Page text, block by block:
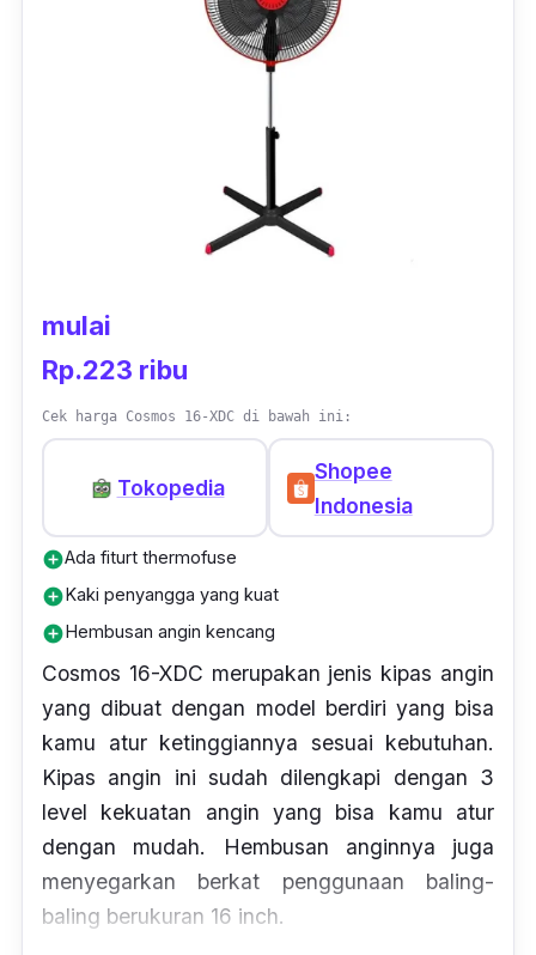
dihasilkan Cosmos 12-BFE.T sangat kencang
lho. Konsumsi daya listrik kipas ini juga tidak
besar, yaitu hanya sekitar 37 watt saja.
mulai
Rp.223 ribu
Cek harga Cosmos 16-XDC di bawah ini:
Tokopedia
Shopee
Indonesia
add_circleAda fiturt thermofuse
add_circleKaki penyangga yang kuat
add_circleHembusan angin kencang
Cosmos 16-XDC merupakan jenis kipas angin
yang dibuat dengan model berdiri yang bisa
kamu atur ketinggiannya sesuai kebutuhan.
Kipas angin ini sudah dilengkapi dengan 3
level kekuatan angin yang bisa kamu atur
dengan mudah. Hembusan anginnya juga
menyegarkan berkat penggunaan baling-
baling berukuran 16 inch.